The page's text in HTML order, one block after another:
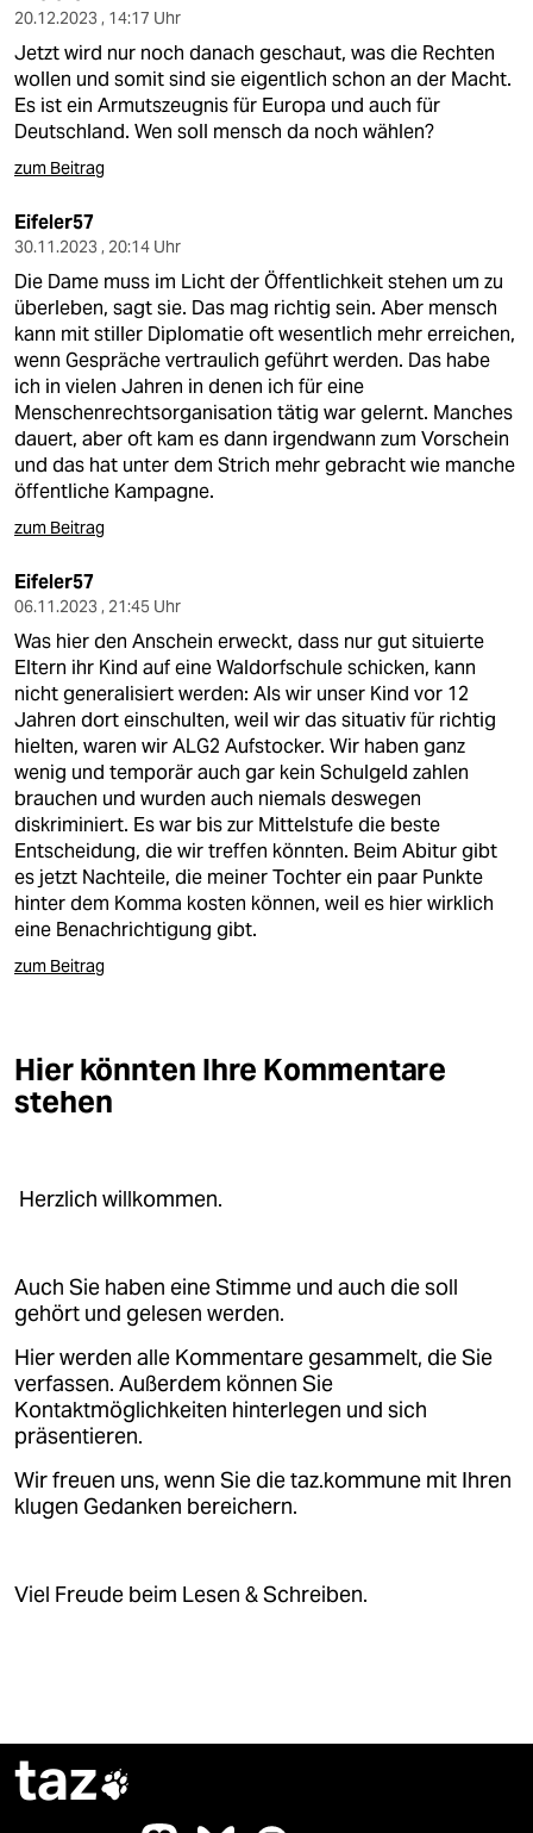
20.12.2023 , 14:17 Uhr
Jetzt wird nur noch danach geschaut, was die Rechten
wollen und somit sind sie eigentlich schon an der Macht.
Es ist ein Armutszeugnis für Europa und auch für
Deutschland. Wen soll mensch da noch wählen?
zum Beitrag
Eifeler57
30.11.2023 , 20:14 Uhr
Die Dame muss im Licht der Öffentlichkeit stehen um zu
überleben, sagt sie. Das mag richtig sein. Aber mensch
kann mit stiller Diplomatie oft wesentlich mehr erreichen,
wenn Gespräche vertraulich geführt werden. Das habe
ich in vielen Jahren in denen ich für eine
Menschenrechtsorganisation tätig war gelernt. Manches
dauert, aber oft kam es dann irgendwann zum Vorschein
und das hat unter dem Strich mehr gebracht wie manche
öffentliche Kampagne.
zum Beitrag
Eifeler57
06.11.2023 , 21:45 Uhr
Was hier den Anschein erweckt, dass nur gut situierte
Eltern ihr Kind auf eine Waldorfschule schicken, kann
nicht generalisiert werden: Als wir unser Kind vor 12
Jahren dort einschulten, weil wir das situativ für richtig
hielten, waren wir ALG2 Aufstocker. Wir haben ganz
wenig und temporär auch gar kein Schulgeld zahlen
brauchen und wurden auch niemals deswegen
diskriminiert. Es war bis zur Mittelstufe die beste
Entscheidung, die wir treffen könnten. Beim Abitur gibt
es jetzt Nachteile, die meiner Tochter ein paar Punkte
hinter dem Komma kosten können, weil es hier wirklich
eine Benachrichtigung gibt.
zum Beitrag
Hier könnten Ihre Kommentare
stehen
Herzlich willkommen.
Auch Sie haben eine Stimme und auch die soll
gehört und gelesen werden.
Hier werden alle Kommentare gesammelt, die Sie
verfassen. Außerdem können Sie
Kontaktmöglichkeiten hinterlegen und sich
präsentieren.
Wir freuen uns, wenn Sie die taz.kommune mit Ihren
klugen Gedanken bereichern.
Viel Freude beim Lesen & Schreiben.
taz